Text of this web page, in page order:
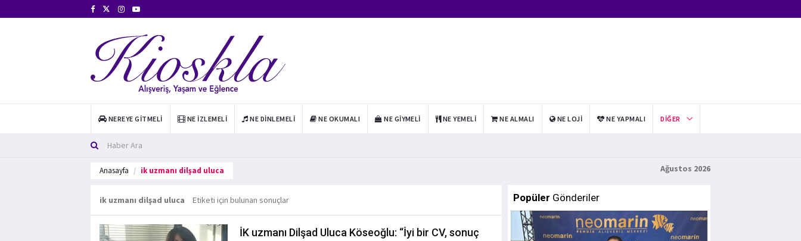
NEREYE GITMELI NE İZLEMELI NE DINLEMELI NE OKUMALI NE GIYMELI NE YEMELI NE ALMALI NE LOJI NE YAPMALI DIĞER
Anasayfa ik uzmanı dilşad uluca Ağustos 2026
ik uzmanı dilşad uluca Etiketi için bulunan sonuçlar
İK uzmanı Dilşad Uluca Köseoğlu: “İyi bir CV, sonuç
Popüler Gönderiler